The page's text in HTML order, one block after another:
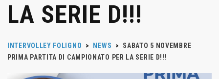
LA SERIE D!!!
INTERVOLLEY FOLIGNO > NEWS >
SABATO 5 NOVEMBRE
PRIMA PARTITA DI CAMPIONATO PER LA SERIE D!!!